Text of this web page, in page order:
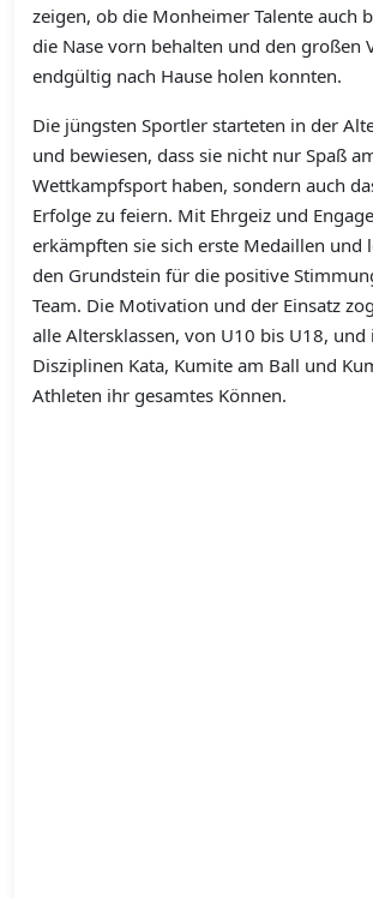
zeigen, ob die Monheimer Talente auch
die Nase vorn behalten und den großen
endgültig nach Hause holen konnten.
Die jüngsten Sportler starteten in der
und bewiesen, dass sie nicht nur Spaß
Wettkampfsport haben, sondern auch
Erfolge zu feiern. Mit Ehrgeiz und
erkämpften sie sich erste Medaillen und
den Grundstein für die positive
Team. Die Motivation und der Einsatz
alle Altersklassen, von U10 bis U18, und
Disziplinen Kata, Kumite am Ball und
Athleten ihr gesamtes Können.